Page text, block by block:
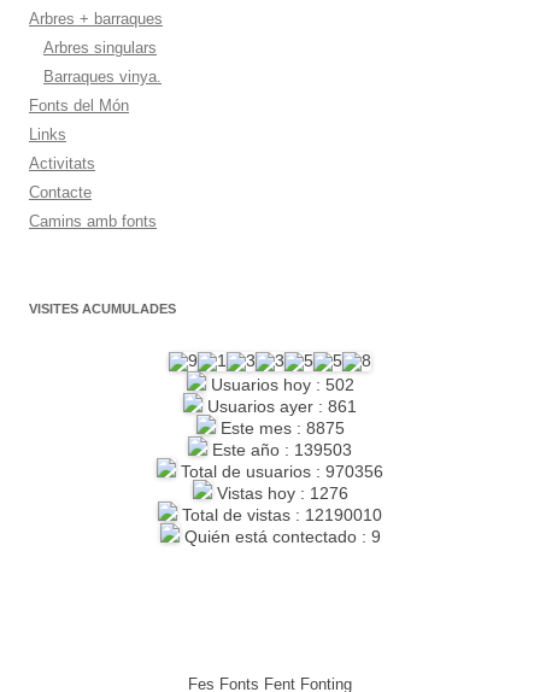
Arbres + barraques
Arbres singulars
Barraques vinya.
Fonts del Món
Links
Activitats
Contacte
Camins amb fonts
VISITES ACUMULADES
Usuarios hoy : 502
Usuarios ayer : 861
Este mes : 8875
Este año : 139503
Total de usuarios : 970356
Vistas hoy : 1276
Total de vistas : 12190010
Quién está contectado : 9
Fes Fonts Fent Fonting